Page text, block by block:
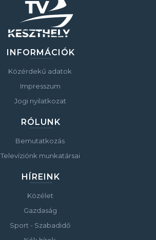
INFORMÁCIÓK
Közérdekű adatok
Impresszum
Jogi nyilatkozat
RÓLUNK
Bemutatkozás
Televíziónk munkatársai
HÍREINK
Közélet
Gazdaság
Sport - Szabadidő